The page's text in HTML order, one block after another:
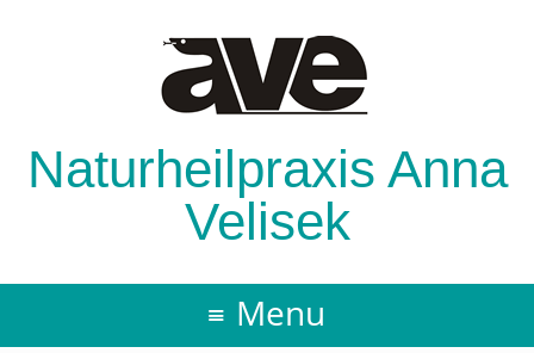
Naturheilpraxis Anna
Velisek
Menu